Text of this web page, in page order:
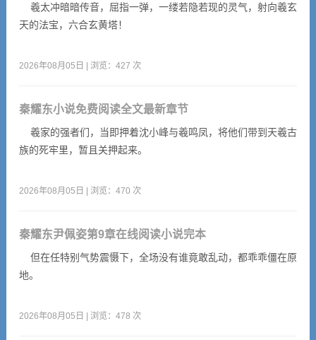
羲太冲暗暗传音，屈指一弹，一缕若隐若现的灵气，射向羲玄
天的法宝，六合玄黄塔！
2026年08月05日 | 浏览：427 次
秦耀东小说免费阅读全文最新章节
羲家的强者们，当即押着沈小峰与羲鸣凤，将他们带到天羲古
族的死牢里，暂且关押起来。
2026年08月05日 | 浏览：470 次
秦耀东尹佩姿第9章在线阅读小说完本
但在任特别气势震慑下，全场没有谁竟敢乱动，都乖乖僵在原
地。
2026年08月05日 | 浏览：478 次